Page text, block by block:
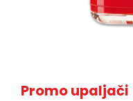
Promo upaljači